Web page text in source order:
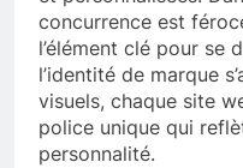
concurrence est
l’élément clé pour se
l’identité de marque
visuels, chaque site
police unique qui
personnalité.